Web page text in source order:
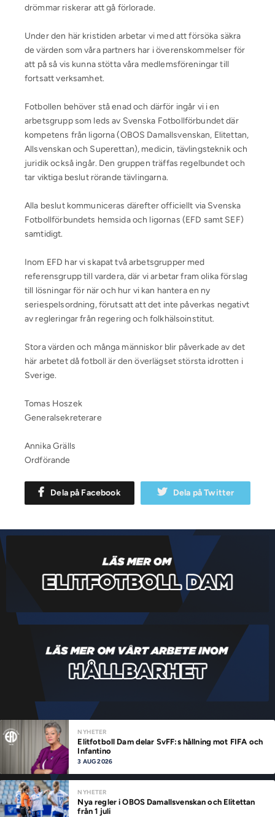
drömmar riskerar att gå förlorade.
Under den här kristiden arbetar vi med att försöka säkra
de värden som våra partners har i överenskommelser för
att på så vis kunna stötta våra medlemsföreningar till
fortsatt verksamhet.
Fotbollen behöver stå enad och därför ingår vi i en
arbetsgrupp som leds av Svenska Fotbollförbundet där
kompetens från ligorna (OBOS Damallsvenskan, Elitettan,
Allsvenskan och Superettan), medicin, tävlingsteknik och
juridik också ingår. Den gruppen träffas regelbundet och
tar viktiga beslut rörande tävlingarna.
Alla beslut kommuniceras därefter officiellt via Svenska
Fotbollförbundets hemsida och ligornas (EFD samt SEF)
samtidigt.
Inom EFD har vi skapat två arbetsgrupper med
referensgrupp till vardera, där vi arbetar fram olika förslag
till lösningar för när och hur vi kan hantera en ny
seriespelsordning, förutsatt att det inte påverkas negativt
av regleringar från regering och folkhälsoinstitut.
Stora värden och många människor blir påverkade av det
här arbetet då fotboll är den överlägset största idrotten i
Sverige.
Tomas Hoszek
Generalsekreterare
Annika Grälls
Ordförande
Dela på Facebook Dela på Twitter
NYHETER
Elitfotboll Dam delar SvFF:s hållning mot FIFA och
Infantino
3 AUG 2026
NYHETER
Nya regler i OBOS Damallsvenskan och Elitettan
från 1 juli